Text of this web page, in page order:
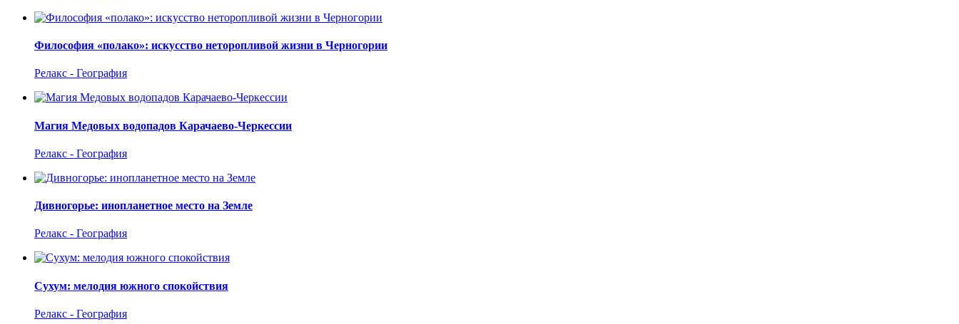
Философия «полако»: искусство неторопливой жизни в Черногории
Релакс - География
Магия Медовых водопадов Карачаево-Черкессии
Релакс - География
Дивногорье: инопланетное место на Земле
Релакс - География
Сухум: мелодия южного спокойствия
Релакс - География